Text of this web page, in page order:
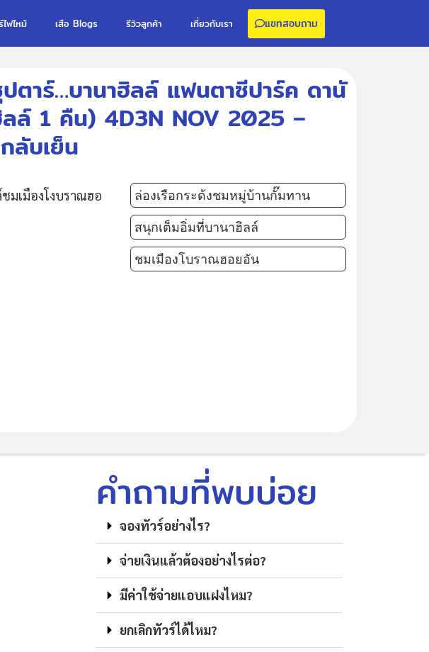
ฟไหม้ เสือ Blogs รีวิวลูกค้า เกี่ยวกับเรา แชทสอบถาม
ตาร์…บานาฮิลล์ แฟนตาซีปาร์ค ดานั
ล์ 1 คืน) 4D3N NOV 2025 –
ลับเย็น
มเมืองโงบราณฮอ
ล่องเรือกระด้งชมหมู่บ้านกั๊มทาน
สนุกเต็มอิ่มที่บานาฮิลล์
ชมเมืองโบราณฮอยอัน
คำถามที่พบบ่อย
จองทัวร์อย่างไร?
จ่ายเงินแล้วต้องอย่างไรต่อ?
มีค่าใช้จ่ายแอบแฝงไหม?
ยกเลิกทัวร์ได้ไหม?